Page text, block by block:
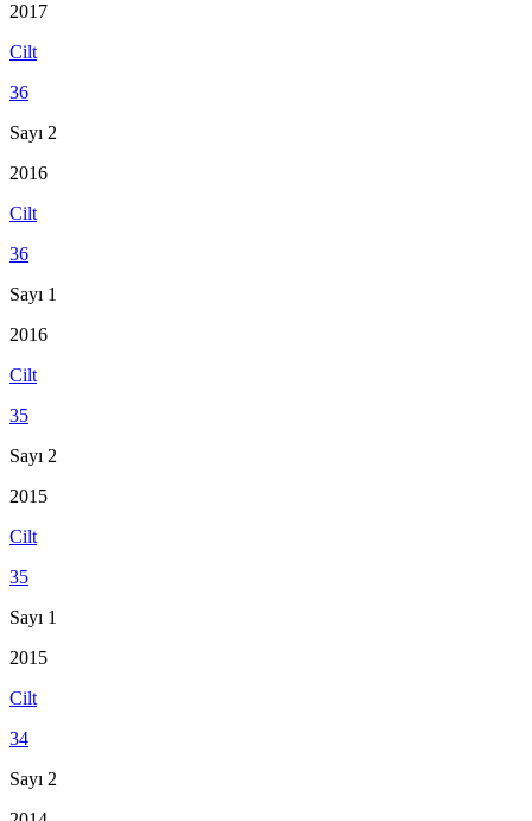
2017
Cilt
36
Sayı 2
2016
Cilt
36
Sayı 1
2016
Cilt
35
Sayı 2
2015
Cilt
35
Sayı 1
2015
Cilt
34
Sayı 2